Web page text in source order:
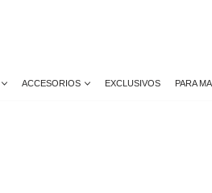
ACCESORIOS EXCLUSIVOS PARA